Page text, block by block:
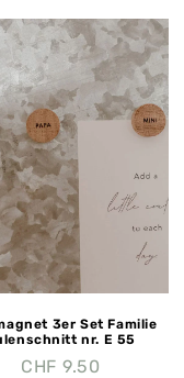
3er Set Familie
nr. E 55
CHF 9.50